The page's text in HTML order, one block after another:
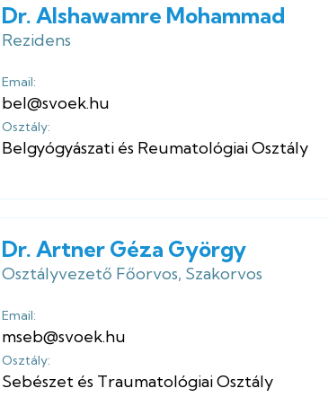
Dr. Alshawamre Mohammad
Rezidens
Email:
bel@svoek.hu
Osztály:
Belgyógyászati és Reumatológiai Osztály
Dr. Artner Géza György
Osztályvezető Főorvos, Szakorvos
Email:
mseb@svoek.hu
Osztály:
Sebészet és Traumatológiai Osztály